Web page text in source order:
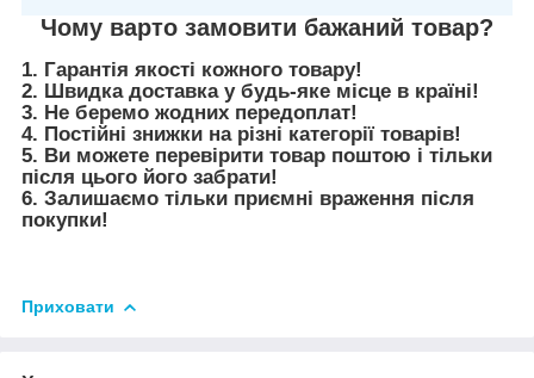
Чому варто замовити бажаний товар?
1. Гарантія якості кожного товару!
2. Швидка доставка у будь-яке місце в країні!
3. Не беремо жодних передоплат!
4. Постійні знижки на різні категорії товарів!
5. Ви можете перевірити товар поштою і тільки
після цього його забрати!
6. Залишаємо тільки приємні враження після
покупки!
Приховати